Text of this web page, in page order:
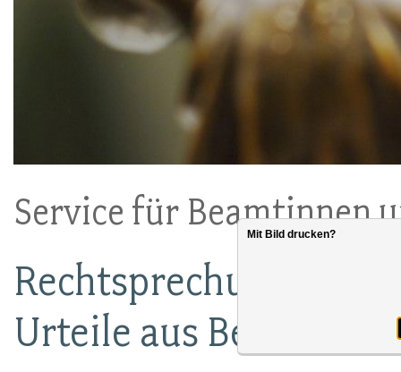
Service für Beamtinnen
Rechtsprechung: dbb
Urteile aus
Mit Bild drucken?